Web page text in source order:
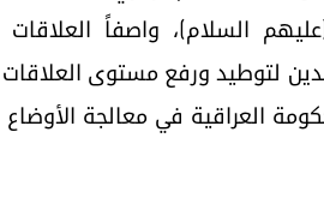
السلام)، واصفاً العلاقات
لتوطيد ورفع مستوى العلاقات
العراقية في معالجة